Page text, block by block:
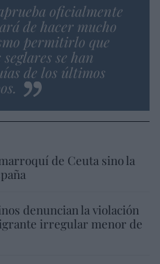
oficialmente
de hacer mucho
permitirlo que
se han
de los últimos
de Ceuta sino la
denuncian la violación
irregular menor de